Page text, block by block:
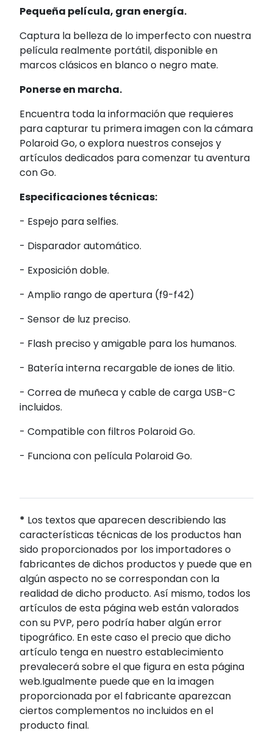
Pequeña película, gran energía.
Captura la belleza de lo imperfecto con nuestra
película realmente portátil, disponible en
marcos clásicos en blanco o negro mate.
Ponerse en marcha.
Encuentra toda la información que requieres
para capturar tu primera imagen con la cámara
Polaroid Go, o explora nuestros consejos y
artículos dedicados para comenzar tu aventura
con Go.
Especificaciones técnicas:
- Espejo para selfies.
- Disparador automático.
- Exposición doble.
- Amplio rango de apertura (f9-f42)
- Sensor de luz preciso.
- Flash preciso y amigable para los humanos.
- Batería interna recargable de iones de litio.
- Correa de muñeca y cable de carga USB-C
incluidos.
- Compatible con filtros Polaroid Go.
- Funciona con película Polaroid Go.
* Los textos que aparecen describiendo las
características técnicas de los productos han
sido proporcionados por los importadores o
fabricantes de dichos productos y puede que en
algún aspecto no se correspondan con la
realidad de dicho producto. Así mismo, todos los
artículos de esta página web están valorados
con su PVP, pero podría haber algún error
tipográfico. En este caso el precio que dicho
artículo tenga en nuestro establecimiento
prevalecerá sobre el que figura en esta página
web.Igualmente puede que en la imagen
proporcionada por el fabricante aparezcan
ciertos complementos no incluidos en el
producto final.